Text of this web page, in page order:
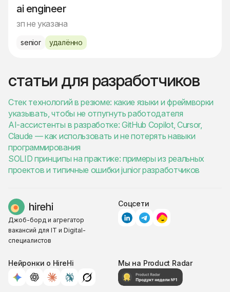
ai engineer
зп не указана
senior удалённо
статьи для разработчиков
Стек технологий в резюме: какие языки и фреймворки
указывать, чтобы не отпугнуть работодателя
AI-ассистенты в разработке: GitHub Copilot, Cursor,
Claude — как использовать и не потерять навыки
программирования
SOLID принципы на практике: примеры из реальных
проектов и типичные ошибки junior разработчиков
Джоб-борд и агрегатор
вакансий для IT и Digital-
специалистов
Соцсети
Нейронки о HireHi Мы на Product Radar